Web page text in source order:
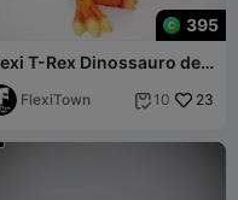
395
T-Rex Dinossauro de
Integrada
FlexiTown  10 23